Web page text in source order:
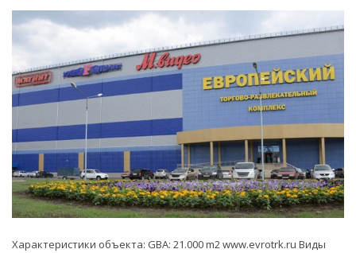
Характеристики объекта: GBA: 21.000 m2 www.evrotrk.ru Виды